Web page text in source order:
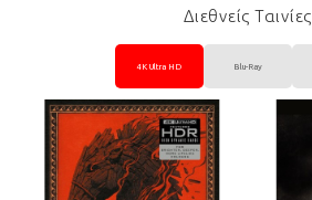
Διεθνείς Ταινίες
4K Ultra HD Blu-Ray